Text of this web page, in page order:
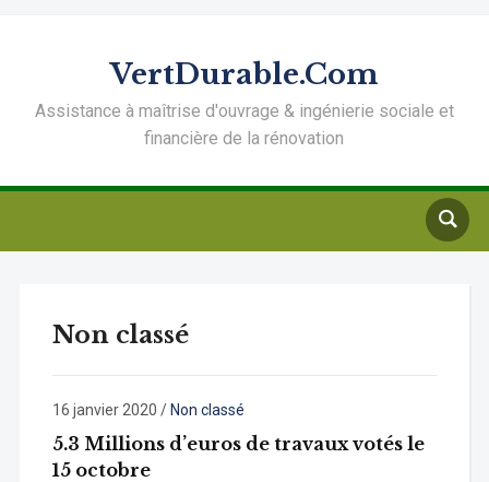
VertDurable.Com
Assistance à maîtrise d'ouvrage & ingénierie sociale et
financière de la rénovation
Non classé
16 janvier 2020 / Non classé
5.3 Millions d’euros de travaux votés le
15 octobre